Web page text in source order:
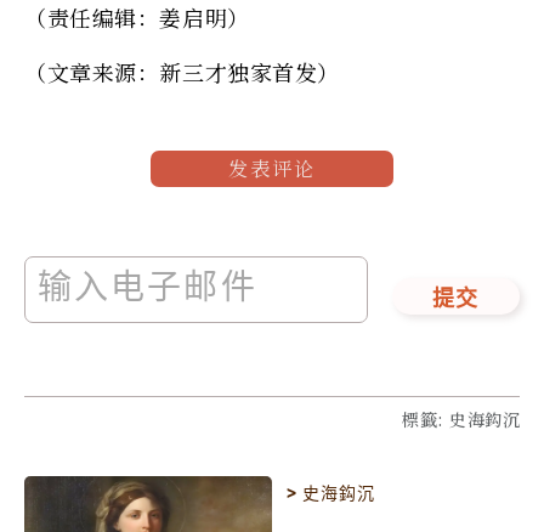
（责任编辑：姜启明）
（文章来源：新三才独家首发）
发表评论
提交
標籤: 史海鈎沉
> 史海鈎沉